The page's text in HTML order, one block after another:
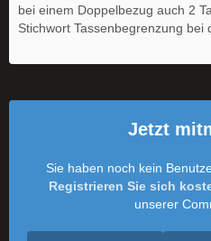
bei einem Doppelbezug auch 2
Stichwort Tassenbegrenzung bei
Jetzt
Sie haben noch kein
Registrieren Sie sich
unserer